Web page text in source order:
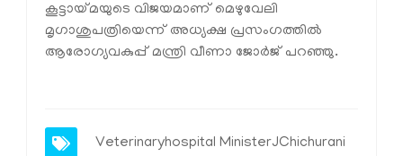
കൂട്ടായ്മയുടെ വിജയമാണ് മെഴുവേലി
മൃഗാശുപത്രിയെന്ന് അധ്യക്ഷ പ്രസംഗത്തിൽ
ആരോഗ്യവകുപ്പ് മന്ത്രി വീണാ ജോർജ് പറഞ്ഞു.
Veterinaryhospital MinisterJChichurani